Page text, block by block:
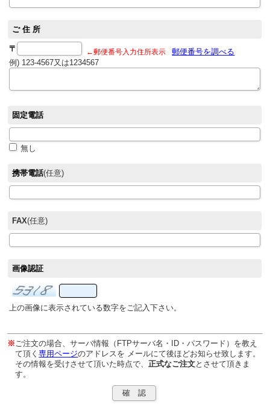
ご 住 所
〒 ←郵便番号入力住所表示
郵便番号を調べる
例) 123-4567又は1234567
固定電話
無し
携帯電話(任意)
FAX(任意)
画像認証
上の画像に表示されている数字をご記入下さい。
※ ご注文の場合、サーバ情報（FTPサーバ名・ID・パスワード）を教え
て頂く専用ページのアドレスを メールにて後ほどお知らせ致します。
その情報を受けさせて頂いた時点で、正式なご注文とさせて頂きま
す。